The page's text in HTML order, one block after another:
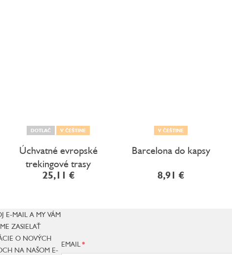
DOTLAČ V ČEŠTINE
Úchvatné evropské
trekingové trasy
25,11 €
V ČEŠTINE
Barcelona do kapsy
8,91 €
E-MAIL A MY VÁM
ZASIELAŤ
O NOVÝCH
NA NAŠOM E-
EMAIL